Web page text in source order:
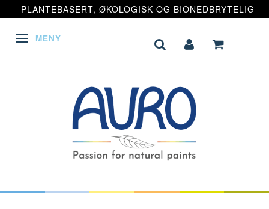
PLANTEBASERT, ØKOLOGISK OG BIONEDBRYTELIG
VEKSLE NAVIGASJON
MENY